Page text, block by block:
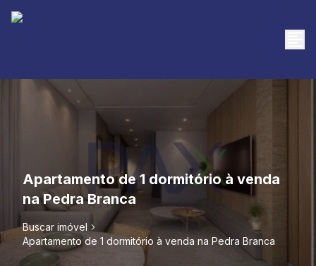
Apartamento de 1 dormitório à venda
na Pedra Branca
Buscar imóvel
Apartamento de 1 dormitório à venda na Pedra Branca